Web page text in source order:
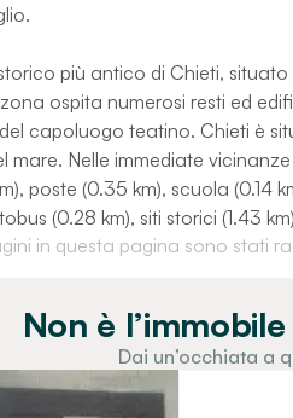
più antico di Chieti,
ospita numerosi resti ed
capoluogo teatino. Chieti è
mare. Nelle immediate
poste (0.35 km), scuola (0.14
(0.28 km), siti storici (1.43
in questa pagina sono stati
Non è
Dai un’occhiata a